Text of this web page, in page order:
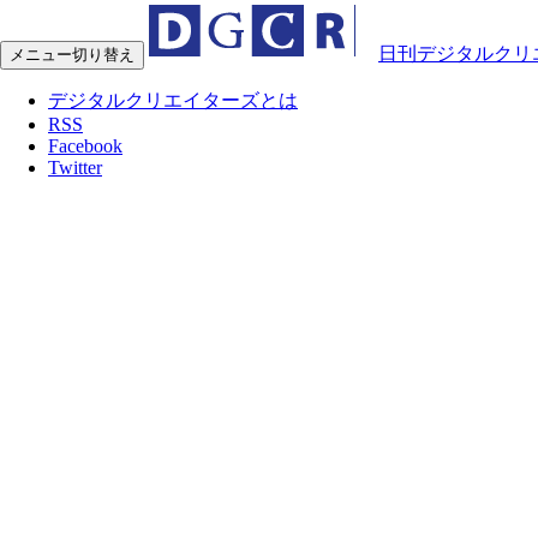
メニュー切り替え 日刊デジタルク
デジタルクリエイターズとは
RSS
Facebook
Twitter